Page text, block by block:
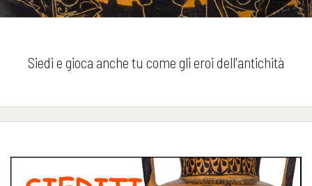
Siedi e gioca anche tu come gli eroi dell'antichità